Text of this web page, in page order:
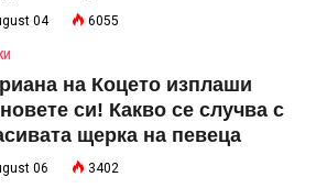
04 6055
на Коцето изплаши
си! Какво се случва с
щерка на певеца
06 3402